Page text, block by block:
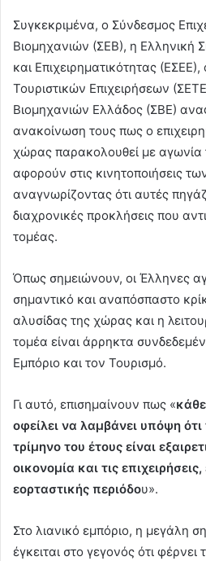
Συγκεκριμένα, ο Σύνδεσμος
Βιομηχανιών (ΣΕΒ), η Ελληνική
και Επιχειρηματικότητας
Τουριστικών Επιχειρήσεων
Βιομηχανιών Ελλάδος (ΣΒΕ)
ανακοίνωση τους πως ο
χώρας παρακολουθεί με αγωνία
αφορούν στις κινητοποιήσεις
αναγνωρίζοντας ότι αυτές
διαχρονικές προκλήσεις που
τομέας.
Όπως σημειώνουν, οι Έλληνες
σημαντικό και αναπόσπαστο
αλυσίδας της χώρας και η
τομέα είναι άρρηκτα
Εμπόριο και τον Τουρισμό.
Γι αυτό, επισημαίνουν πως «
οφείλει να λαμβάνει υπόψη ότι
τρίμηνο του έτους είναι
οικονομία και τις
εορταστικής περιόδου».
Στο λιανικό εμπόριο, η μεγάλη
έγκειται στο γεγονός ότι